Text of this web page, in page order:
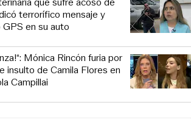
terrorífico mensaje y
en su auto
Mónica Rincón furia por
insulto de Camila Flores en
Campillai